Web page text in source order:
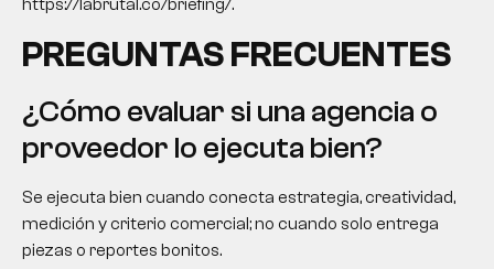
https://labrutal.co/briefing/.
PREGUNTAS FRECUENTES
¿Cómo evaluar si una agencia o
proveedor lo ejecuta bien?
Se ejecuta bien cuando conecta estrategia, creatividad,
medición y criterio comercial; no cuando solo entrega
piezas o reportes bonitos.